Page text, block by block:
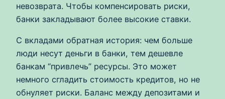
невозврата. Чтобы компенсировать риски,
банки закладывают более высокие ставки.
С вкладами обратная история: чем больше
люди несут деньги в банки, тем дешевле
банкам “привлечь” ресурсы. Это может
немного сгладить стоимость кредитов, но не
обнуляет риски. Баланс между депозитами и